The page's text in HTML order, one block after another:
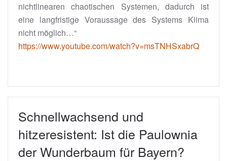
nichtlinearen chaotischen Systemen, dadurch ist
eine langfristige Voraussage des Systems Klima
nicht möglich…“
https://www.youtube.com/watch?v=msTNHSxabrQ
Schnellwachsend und
hitzeresistent: Ist die Paulownia
der Wunderbaum für Bayern?